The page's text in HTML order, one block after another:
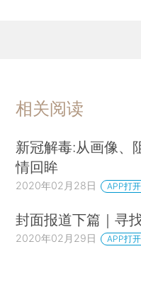
相关阅读
新冠解毒:从画像、
情回眸
2020年02月28日 APP打开
封面报道下篇｜寻
2020年02月29日 APP打开